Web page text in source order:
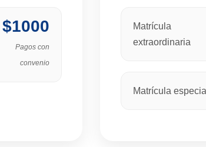
$1000
Pagos con
convenio
Matrícula
extraordinaria
Matrícula especial